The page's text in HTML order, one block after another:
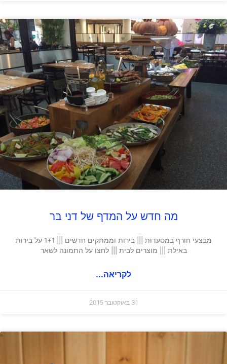
מה חדש על המדף של דני בר
מבצעי חורף במסעדות ||| בירות וממתקים חדשים ||| 1+1 על בירות
באילת ||| מוצרים לבית ||| לחצו על התמונה לשאר
לקריאה...
31 באוקטובר 2015